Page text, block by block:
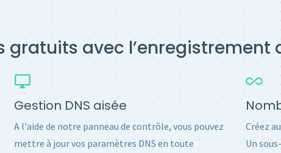
avec l’enregistrement
Gestion DNS aisée
A l'aide de notre panneau de contrôle, vous pouvez
mettre à jour vos paramètres DNS en toute
Créez
Un